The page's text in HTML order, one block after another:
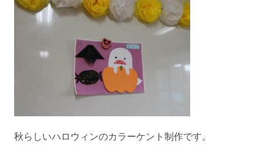
秋らしいハロウィンのカラーケント制作です。